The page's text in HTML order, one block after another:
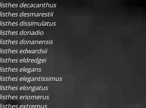
decacanthus
desmarestii
dissimulatus
donadio
donanensis
edwardsii
eldredgei
elegans
elegantissimus
elongatus
eriomerus
extremus